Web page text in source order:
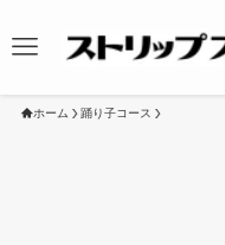
ホーム 踊り子コース